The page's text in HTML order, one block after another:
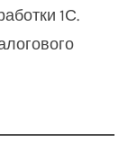
1С.